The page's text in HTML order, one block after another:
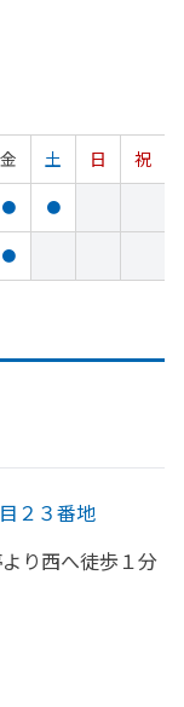
金 土 日
祝
● ●
●
２３番地
り西へ徒歩１分